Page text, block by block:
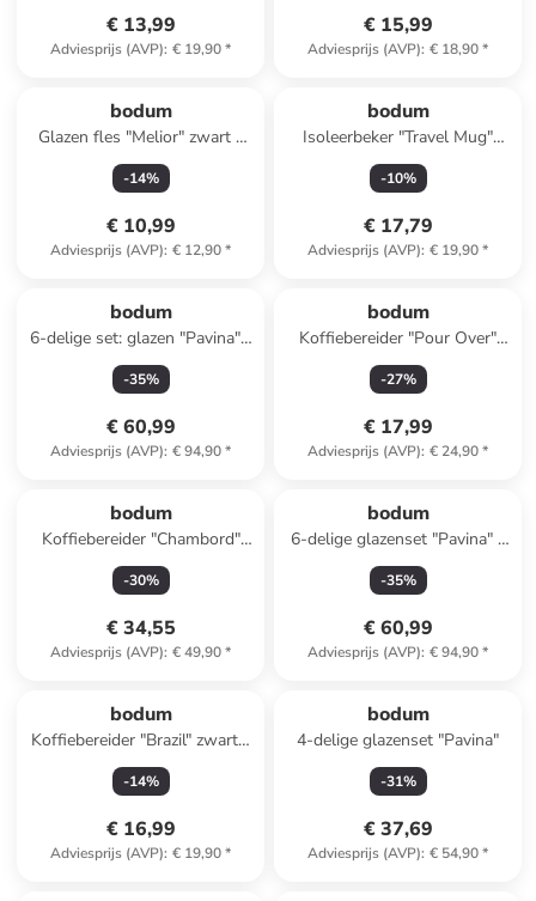
€ 13,99
Adviesprijs (AVP): € 19,90*
€ 15,99
Adviesprijs (AVP): € 18,90*
bodum
Glazen fles "Melior" zwart -
500 ml
-14%
€ 10,99
Adviesprijs (AVP): € 12,90*
bodum
Isoleerbeker "Travel Mug"
groen - 350 ml
-10%
€ 17,79
Adviesprijs (AVP): € 19,90*
bodum
6-delige set: glazen "Pavina" -
350 ml
-35%
€ 60,99
Adviesprijs (AVP): € 94,90*
bodum
Koffiebereider "Pour Over"
zwart - 500 ml
-27%
€ 17,99
Adviesprijs (AVP): € 24,90*
bodum
Koffiebereider "Chambord"
donkerblauw/zwart - 1 l
-30%
€ 34,55
Adviesprijs (AVP): € 49,90*
bodum
6-delige glazenset "Pavina" -
350 ml
-35%
€ 60,99
Adviesprijs (AVP): € 94,90*
bodum
Koffiebereider "Brazil" zwart -
350 ml
-14%
€ 16,99
Adviesprijs (AVP): € 19,90*
bodum
4-delige glazenset "Pavina"
-31%
€ 37,69
Adviesprijs (AVP): € 54,90*